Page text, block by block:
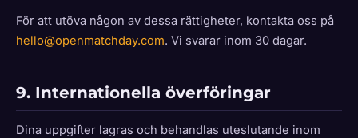
För att utöva någon av dessa rättigheter, kontakta oss på
hello@openmatchday.com. Vi svarar inom 30 dagar.
9. Internationella överföringar
Dina uppgifter lagras och behandlas uteslutande inom